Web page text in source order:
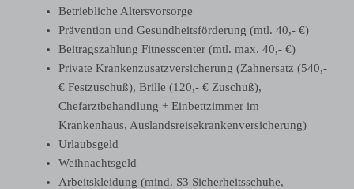
Betriebliche Altersvorsorge
Prävention und Gesundheitsförderung (mtl. 40,- €)
Beitragszahlung Fitnesscenter (mtl. max. 40,- €)
Private Krankenzusatzversicherung (Zahnersatz (540,-
€ Festzuschuß), Brille (120,- € Zuschuß),
Chefarztbehandlung + Einbettzimmer im
Krankenhaus, Auslandsreisekrankenversicherung)
Urlaubsgeld
Weihnachtsgeld
Arbeitskleidung (mind. S3 Sicherheitsschuhe,